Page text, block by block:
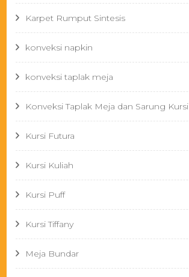
Karpet Rumput Sintesis
konveksi napkin
konveksi taplak meja
Konveksi Taplak Meja dan Sarung Kursi
Kursi Futura
Kursi Kuliah
Kursi Puff
Kursi Tiffany
Meja Bundar